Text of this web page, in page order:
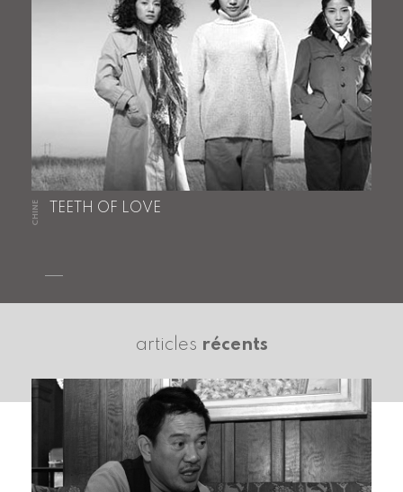
CHINE TEETH OF LOVE
articles récents